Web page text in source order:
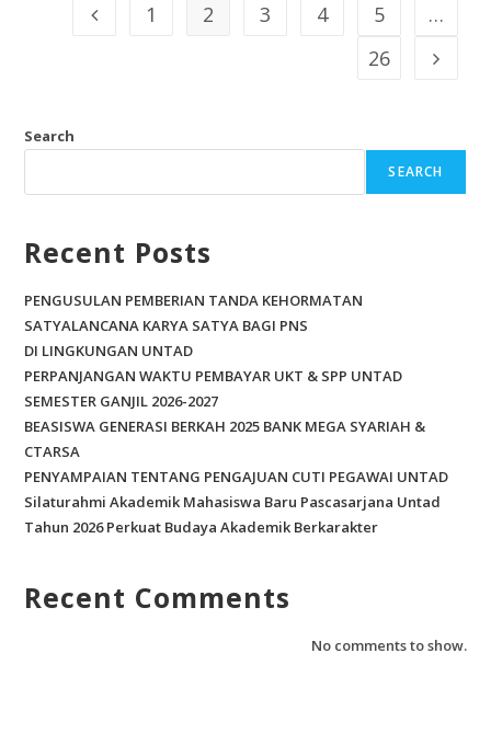
1 2 3 4 5
…
26
Search
SEARCH
Recent Posts
PENGUSULAN PEMBERIAN TANDA KEHORMATAN
SATYALANCANA KARYA SATYA BAGI PNS
DI LINGKUNGAN UNTAD
PERPANJANGAN WAKTU PEMBAYAR UKT & SPP UNTAD
SEMESTER GANJIL 2026-2027
BEASISWA GENERASI BERKAH 2025 BANK MEGA SYARIAH &
CTARSA
PENYAMPAIAN TENTANG PENGAJUAN CUTI PEGAWAI UNTAD
Silaturahmi Akademik Mahasiswa Baru Pascasarjana Untad
Tahun 2026 Perkuat Budaya Akademik Berkarakter
Recent Comments
No comments to show.